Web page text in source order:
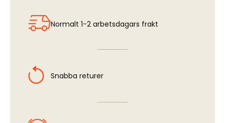
Normalt 1-2 arbetsdagars frakt
Snabba returer